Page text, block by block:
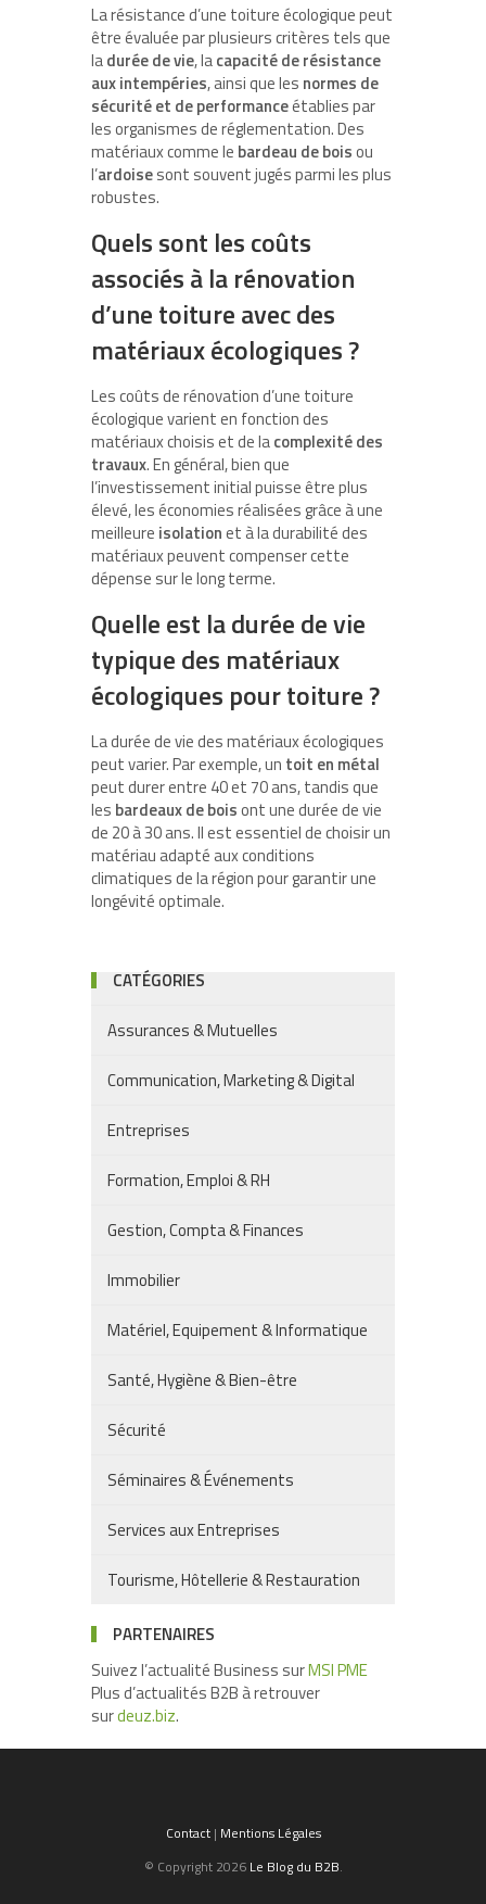
La résistance d’une toiture écologique peut
être évaluée par plusieurs critères tels que
ladurée de vie, lacapacité de résistance
aux intempéries, ainsi que les normes de
sécurité et de performanceétablies par
les organismes de réglementation. Des
matériaux comme le bardeau de boisou
l’ardoisesont souvent jugés parmi les plus
robustes.
Quels sont les coûts
associés à la rénovation
d’une toiture avec des
matériaux écologiques ?
Les coûts de rénovation d’une toiture
écologique varient en fonction des
matériaux choisis et de lacomplexité des
travaux. En général, bien que
l’investissement initial puisse être plus
élevé, les économies réalisées grâce à une
meilleure isolationet à la durabilité des
matériaux peuvent compenser cette
dépense sur le long terme.
Quelle est la durée de vie
typique des matériaux
écologiques pour toiture ?
La durée de vie des matériaux écologiques
peut varier. Par exemple, un toit en métal
peut durer entre 40 et 70 ans, tandis que
les bardeaux de boisont une durée de vie
de 20 à 30 ans. Il est essentiel de choisir un
matériau adapté aux conditions
climatiques de la région pour garantir une
longévité optimale.
CATÉGORIES
Assurances & Mutuelles
Communication, Marketing & Digital
Entreprises
Formation, Emploi & RH
Gestion, Compta & Finances
Immobilier
Matériel, Equipement & Informatique
Santé, Hygiène & Bien-être
Sécurité
Séminaires & Événements
Services aux Entreprises
Tourisme, Hôtellerie & Restauration
PARTENAIRES
Suivez l’actualité Business surMSI PME
Plus d’actualités B2B à retrouver
surdeuz.biz.
Contact| Mentions Légales
© Copyright 2026 Le Blog du B2B.